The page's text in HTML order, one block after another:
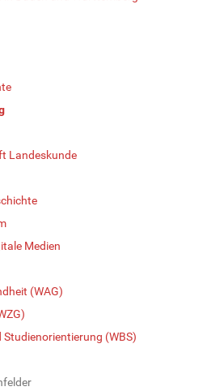
Landeskunde
Medien
(WAG)
(WBS)